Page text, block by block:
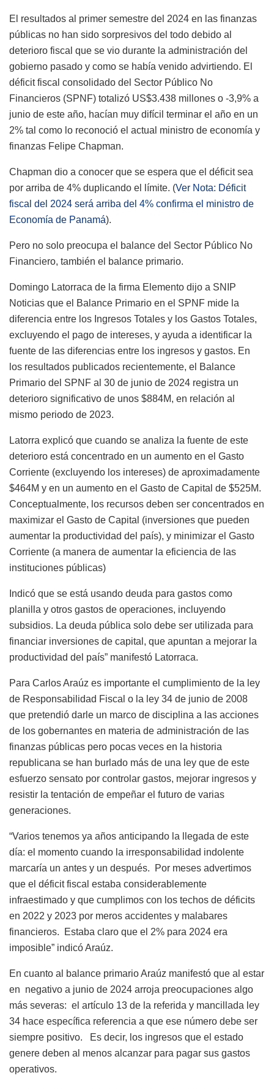
El resultados al primer semestre del 2024 en las finanzas
públicas no han sido sorpresivos del todo debido al
deterioro fiscal que se vio durante la administración del
gobierno pasado y como se había venido advirtiendo. El
déficit fiscal consolidado del Sector Público No
Financieros (SPNF) totalizó US$3.438 millones o -3,9% a
junio de este año, hacían muy difícil terminar el año en un
2% tal como lo reconoció el actual ministro de economía y
finanzas Felipe Chapman.
Chapman dio a conocer que se espera que el déficit sea
por arriba de 4% duplicando el límite. (Ver Nota: Déficit
fiscal del 2024 será arriba del 4% confirma el ministro de
Economía de Panamá).
Pero no solo preocupa el balance del Sector Público No
Financiero, también el balance primario.
Domingo Latorraca de la firma Elemento dijo a SNIP
Noticias que el Balance Primario en el SPNF mide la
diferencia entre los Ingresos Totales y los Gastos Totales,
excluyendo el pago de intereses, y ayuda a identificar la
fuente de las diferencias entre los ingresos y gastos. En
los resultados publicados recientemente, el Balance
Primario del SPNF al 30 de junio de 2024 registra un
deterioro significativo de unos $884M, en relación al
mismo periodo de 2023.
Latorra explicó que cuando se analiza la fuente de este
deterioro está concentrado en un aumento en el Gasto
Corriente (excluyendo los intereses) de aproximadamente
$464M y en un aumento en el Gasto de Capital de $525M.
Conceptualmente, los recursos deben ser concentrados en
maximizar el Gasto de Capital (inversiones que pueden
aumentar la productividad del país), y minimizar el Gasto
Corriente (a manera de aumentar la eficiencia de las
instituciones públicas)
Indicó que se está usando deuda para gastos como
planilla y otros gastos de operaciones, incluyendo
subsidios. La deuda pública solo debe ser utilizada para
financiar inversiones de capital, que apuntan a mejorar la
productividad del país” manifestó Latorraca.
Para Carlos Araúz es importante el cumplimiento de la ley
de Responsabilidad Fiscal o la ley 34 de junio de 2008
que pretendió darle un marco de disciplina a las acciones
de los gobernantes en materia de administración de las
finanzas públicas pero pocas veces en la historia
republicana se han burlado más de una ley que de este
esfuerzo sensato por controlar gastos, mejorar ingresos y
resistir la tentación de empeñar el futuro de varias
generaciones.
“Varios tenemos ya años anticipando la llegada de este
día: el momento cuando la irresponsabilidad indolente
marcaría un antes y un después. Por meses advertimos
que el déficit fiscal estaba considerablemente
infraestimado y que cumplimos con los techos de déficits
en 2022 y 2023 por meros accidentes y malabares
financieros. Estaba claro que el 2% para 2024 era
imposible” indicó Araúz.
En cuanto al balance primario Araúz manifestó que al estar
en negativo a junio de 2024 arroja preocupaciones algo
más severas: el artículo 13 de la referida y mancillada ley
34 hace específica referencia a que ese número debe ser
siempre positivo. Es decir, los ingresos que el estado
genere deben al menos alcanzar para pagar sus gastos
operativos.